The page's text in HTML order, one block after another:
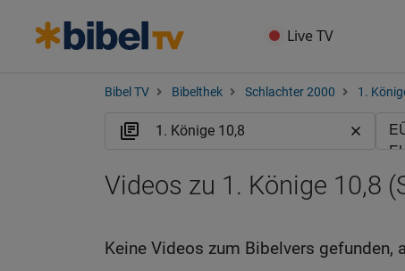
Live TV
Bibel TV Bibelthek Schlachter 2000 1.
Videos zu 1. Könige 10,8
Keine Videos zum Bibelvers gefunden,